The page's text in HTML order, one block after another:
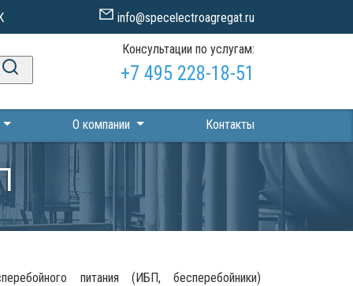
info@specelectroagregat.ru
Консультации по услугам:
+7 495 228-18-51
О компании Контакты
питания (ИБП, бесперебойники)